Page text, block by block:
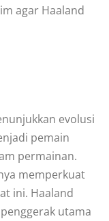
agar Haaland
evolusi
pemain
permainan.
memperkuat
ini. Haaland
utama